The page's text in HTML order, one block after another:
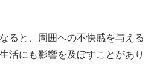
ると、周囲への不快感を与える
活にも影響を及ぼすことがあり